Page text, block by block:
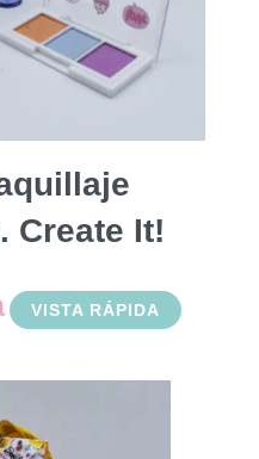
Create It!
VISTA RÁPIDA